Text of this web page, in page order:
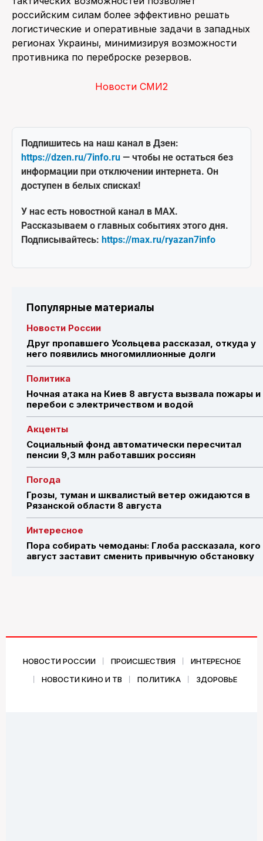
российским силам более эффективно решать
логистические и оперативные задачи в западных
регионах Украины, минимизируя возможности
противника по переброске резервов.
Новости СМИ2
Подпишитесь на наш канал в Дзен:
https://dzen.ru/7info.ru — чтобы не остаться без
информации при отключении интернета. Он
доступен в белых списках!
У нас есть новостной канал в MAX.
Рассказываем о главных событиях этого дня.
Подписывайтесь: https://max.ru/ryazan7info
Популярные материалы
Новости России
Друг пропавшего Усольцева рассказал, откуда у
него появились многомиллионные долги
Политика
Ночная атака на Киев 8 августа вызвала пожары и
перебои с электричеством и водой
Акценты
Социальный фонд автоматически пересчитал
пенсии 9,3 млн работавших россиян
Погода
Грозы, туман и шквалистый ветер ожидаются в
Рязанской области 8 августа
Интересное
Пора собирать чемоданы: Глоба рассказала, кого
август заставит сменить привычную обстановку
НОВОСТИ РОССИИ ПРОИСШЕСТВИЯ
ИНТЕРЕСНОЕ
НОВОСТИ КИНО И ТВ
ПОЛИТИКА ЗДОРОВЬЕ